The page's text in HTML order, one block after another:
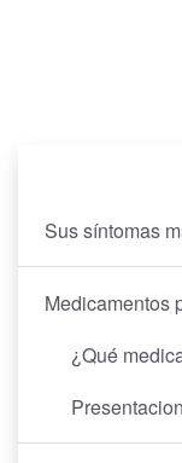
Sus síntomas
Medicamentos
¿Qué